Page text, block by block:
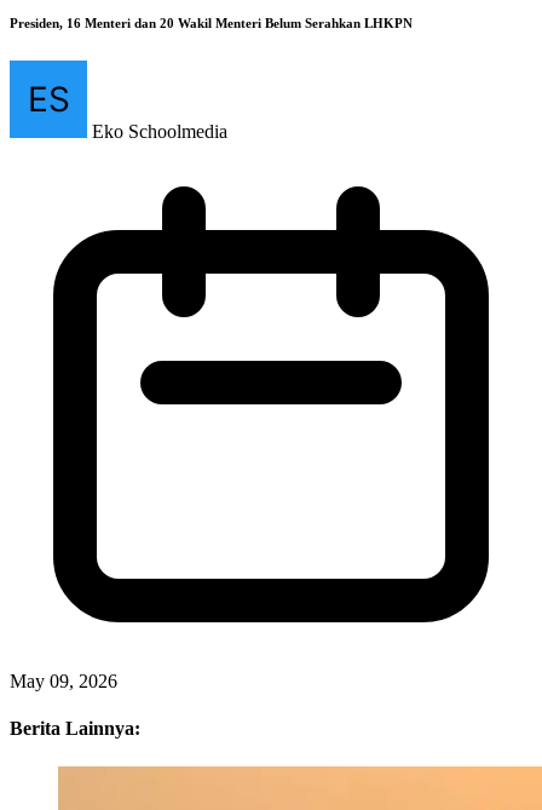
Presiden, 16 Menteri dan 20 Wakil Menteri Belum Serahkan LHKPN
Eko Schoolmedia
May 09, 2026
Berita Lainnya: